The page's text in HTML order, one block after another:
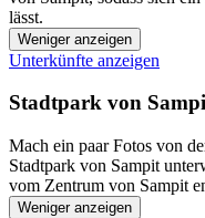
lässt.
Weniger anzeigen
Unterkünfte anzeigen
Stadtpark von
Mach ein paar Fotos von
Stadtpark von Sampit
vom Zentrum von Sampit
Weniger anzeigen